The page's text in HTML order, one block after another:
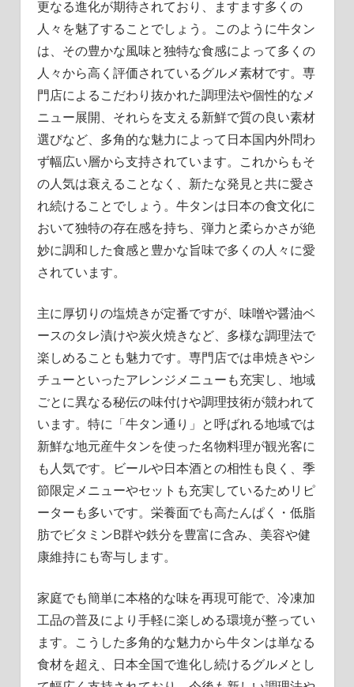
更なる進化が期待されており、ますます多くの
人々を魅了することでしょう。このように牛タン
は、その豊かな風味と独特な食感によって多くの
人々から高く評価されているグルメ素材です。専
門店によるこだわり抜かれた調理法や個性的なメ
ニュー展開、それらを支える新鮮で質の良い素材
選びなど、多角的な魅力によって日本国内外問わ
ず幅広い層から支持されています。これからもそ
の人気は衰えることなく、新たな発見と共に愛さ
れ続けることでしょう。牛タンは日本の食文化に
おいて独特の存在感を持ち、弾力と柔らかさが絶
妙に調和した食感と豊かな旨味で多くの人々に愛
されています。
主に厚切りの塩焼きが定番ですが、味噌や醤油ベ
ースのタレ漬けや炭火焼きなど、多様な調理法で
楽しめることも魅力です。専門店では串焼きやシ
チューといったアレンジメニューも充実し、地域
ごとに異なる秘伝の味付けや調理技術が競われて
います。特に「牛タン通り」と呼ばれる地域では
新鮮な地元産牛タンを使った名物料理が観光客に
も人気です。ビールや日本酒との相性も良く、季
節限定メニューやセットも充実しているためリピ
ーターも多いです。栄養面でも高たんぱく・低脂
肪でビタミンB群や鉄分を豊富に含み、美容や健
康維持にも寄与します。
家庭でも簡単に本格的な味を再現可能で、冷凍加
工品の普及により手軽に楽しめる環境が整ってい
ます。こうした多角的な魅力から牛タンは単なる
食材を超え、日本全国で進化し続けるグルメとし